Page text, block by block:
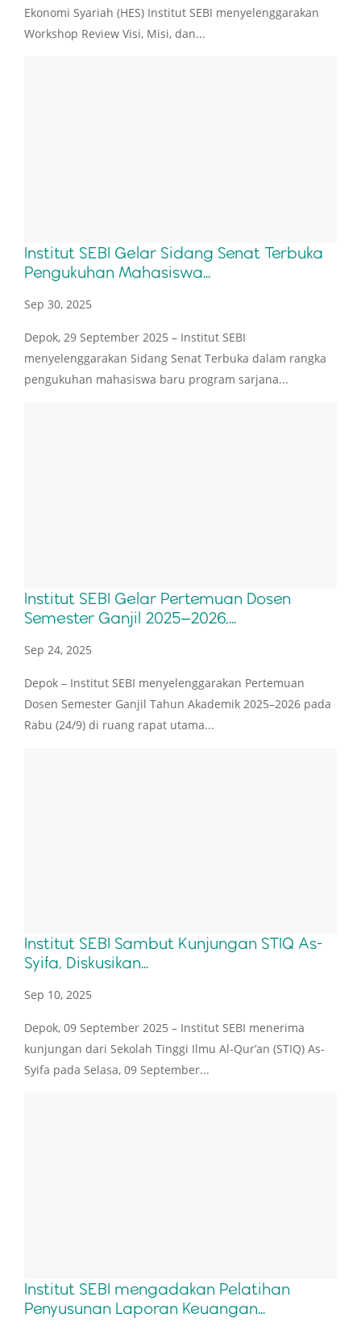
Ekonomi Syariah (HES) Institut SEBI menyelenggarakan
Workshop Review Visi, Misi, dan...
Institut SEBI Gelar Sidang Senat Terbuka
Pengukuhan Mahasiswa...
Sep 30, 2025
Depok, 29 September 2025 – Institut SEBI
menyelenggarakan Sidang Senat Terbuka dalam rangka
pengukuhan mahasiswa baru program sarjana...
Institut SEBI Gelar Pertemuan Dosen
Semester Ganjil 2025–2026,...
Sep 24, 2025
Depok – Institut SEBI menyelenggarakan Pertemuan
Dosen Semester Ganjil Tahun Akademik 2025–2026 pada
Rabu (24/9) di ruang rapat utama...
Institut SEBI Sambut Kunjungan STIQ As-
Syifa, Diskusikan...
Sep 10, 2025
Depok, 09 September 2025 – Institut SEBI menerima
kunjungan dari Sekolah Tinggi Ilmu Al-Qur’an (STIQ) As-
Syifa pada Selasa, 09 September...
Institut SEBI mengadakan Pelatihan
Penyusunan Laporan Keuangan...